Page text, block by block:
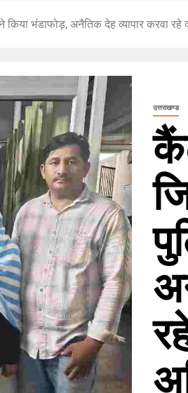
भंडाफोड़, अनैतिक देह व्यापार करवा रहे
उत्तराखण्ड